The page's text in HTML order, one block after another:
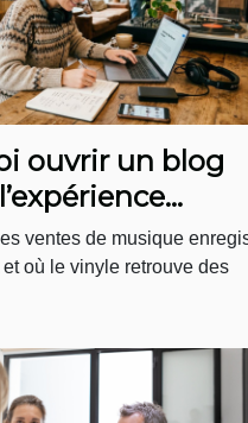
ouvrir un blog
en musique
donne
ventes de musique
où le vinyle retrouve des